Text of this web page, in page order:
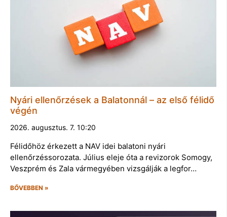
Nyári ellenőrzések a Balatonnál – az első félidő
végén
2026. augusztus. 7. 10:20
Félidőhöz érkezett a NAV idei balatoni nyári
ellenőrzéssorozata. Július eleje óta a revizorok Somogy,
Veszprém és Zala vármegyében vizsgálják a legfor…
BŐVEBBEN »